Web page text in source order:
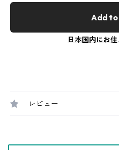
Add
日本国内にお
レビュー